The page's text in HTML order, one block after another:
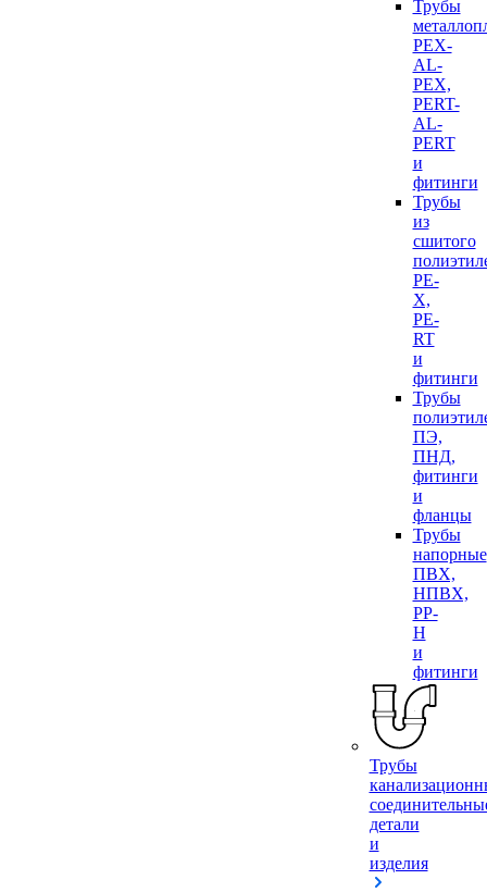
Трубы
PEX-
AL-
PEX,
PERT-
AL-
PERT
и
фитинги
Трубы
из
сшитого
PE-
X,
PE-
RT
и
фитинги
Трубы
ПЭ,
ПНД,
фитинги
и
фланцы
Трубы
напорные
ПВХ,
НПВХ,
PP-
H
и
фитинги
Трубы
детали
и
изделия